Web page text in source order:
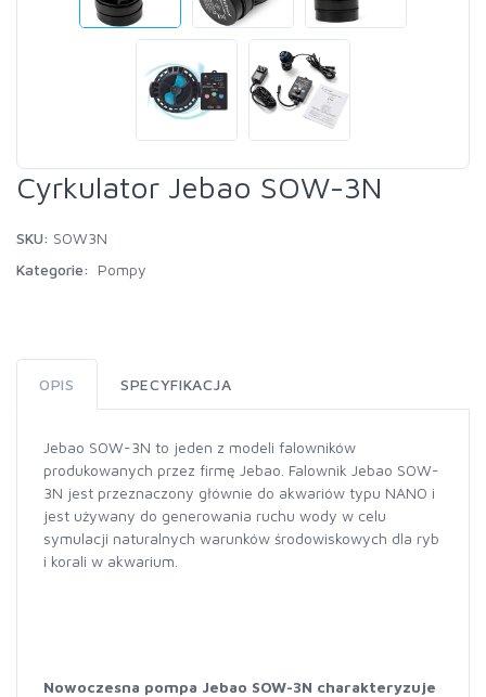
Cyrkulator Jebao SOW-3N
SKU: SOW3N
Kategorie:
Pompy
OPIS SPECYFIKACJA
Jebao SOW-3N to jeden z modeli falowników
produkowanych przez firmę Jebao. Falownik Jebao SOW-
3N jest przeznaczony głównie do akwariów typu NANO i
jest używany do generowania ruchu wody w celu
symulacji naturalnych warunków środowiskowych dla ryb
i korali w akwarium.
Nowoczesna pompa Jebao SOW-3N charakteryzuje